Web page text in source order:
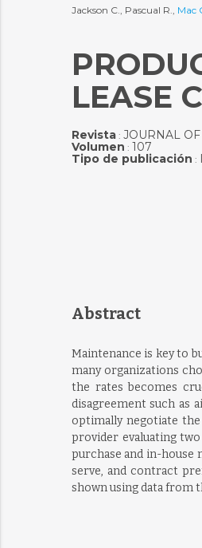
Jackson C., Pascual R., Mac
LEASE
Revista: JOURNAL
Volumen : 107
Tipo de publicación :
Abstract
Maintenance is key to
many organizations
the rates becomes
disagreement such as
optimally negotiate
provider evaluating
purchase and in-house
serve, and contract
shown using data from